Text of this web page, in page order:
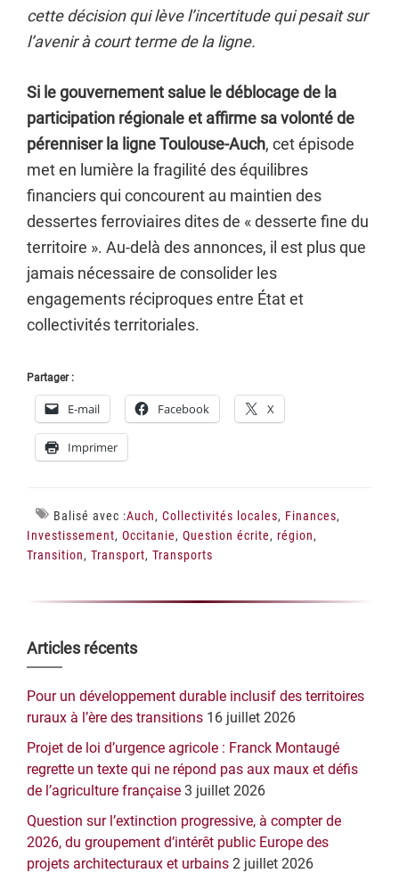
cette décision qui lève l’incertitude qui pesait sur
l’avenir à court terme de la ligne.
Si le gouvernement salue le déblocage de la
participation régionale et affirme sa volonté de
pérenniser la ligne Toulouse-Auch, cet épisode
met en lumière la fragilité des équilibres
financiers qui concourent au maintien des
dessertes ferroviaires dites de « desserte fine du
territoire ». Au-delà des annonces, il est plus que
jamais nécessaire de consolider les
engagements réciproques entre État et
collectivités territoriales.
Partager :
E-mail Facebook X
Imprimer
Balisé avec :Auch, Collectivités locales, Finances,
Investissement, Occitanie, Question écrite, région,
Transition, Transport, Transports
Barre
latérale
principale
Articles récents
Pour un développement durable inclusif des territoires
ruraux à l’ère des transitions 16 juillet 2026
Projet de loi d’urgence agricole : Franck Montaugé
regrette un texte qui ne répond pas aux maux et défis
de l’agriculture française 3 juillet 2026
Question sur l’extinction progressive, à compter de
2026, du groupement d’intérêt public Europe des
projets architecturaux et urbains 2 juillet 2026